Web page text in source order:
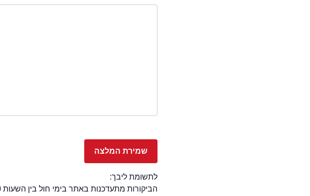
לתשומת ליבך:
הביקורות מתעדכנות באתר בימי חול בין השעות 08:30 - 15:00.